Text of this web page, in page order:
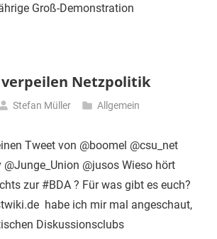
Groß-Demonstration
Netzpolitik
Stefan Müller Allgemein
Tweet von @boomel @csu_net
@Junge_Union @jusos Wieso hört
zur #BDA ? Für was gibt es euch?
habe ich mir mal angeschaut,
Diskussionsclubs